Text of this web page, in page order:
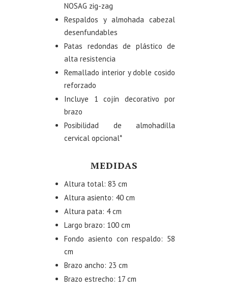
NOSAG zig-zag
Respaldos y almohada cabezal
desenfundables
Patas redondas de plástico de
alta resistencia
Remallado interior y doble cosido
reforzado
Incluye 1 cojín decorativo por
brazo
Posibilidad de almohadilla
cervical opcional*
MEDIDAS
Altura total: 83 cm
Altura asiento: 40 cm
Altura pata: 4 cm
Largo brazo: 100 cm
Fondo asiento con respaldo: 58
cm
Brazo ancho: 23 cm
Brazo estrecho: 17 cm